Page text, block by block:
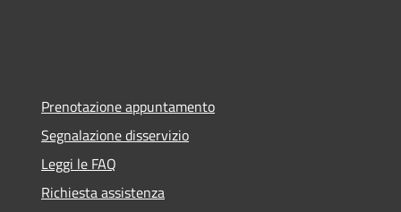
Prenotazione appuntamento
Segnalazione disservizio
Leggi le FAQ
Richiesta assistenza